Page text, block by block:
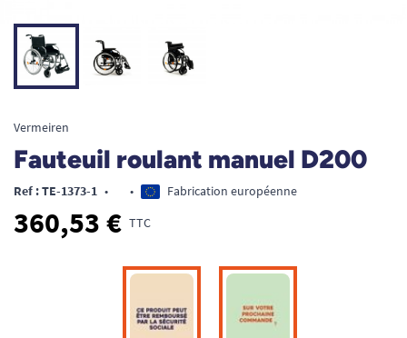
Vermeiren
Fauteuil roulant manuel D200
Ref : TE-1373-1 • • Fabrication européenne
360,53 € TTC